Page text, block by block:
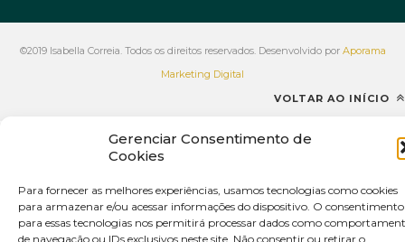
Gerenciar Consentimento de
Cookies
Para fornecer as melhores experiências, usamos tecnologias como cookies
para armazenar e/ou acessar informações do dispositivo. O consentimento
para essas tecnologias nos permitirá processar dados como
de navegação ou IDs exclusivos neste site. Não consentir ou retirar o
©2019 Isabella Correia. Todos os direitos reservados. Desenvolvido por Aporama
Marketing Digital
VOLTAR AO INÍCIO